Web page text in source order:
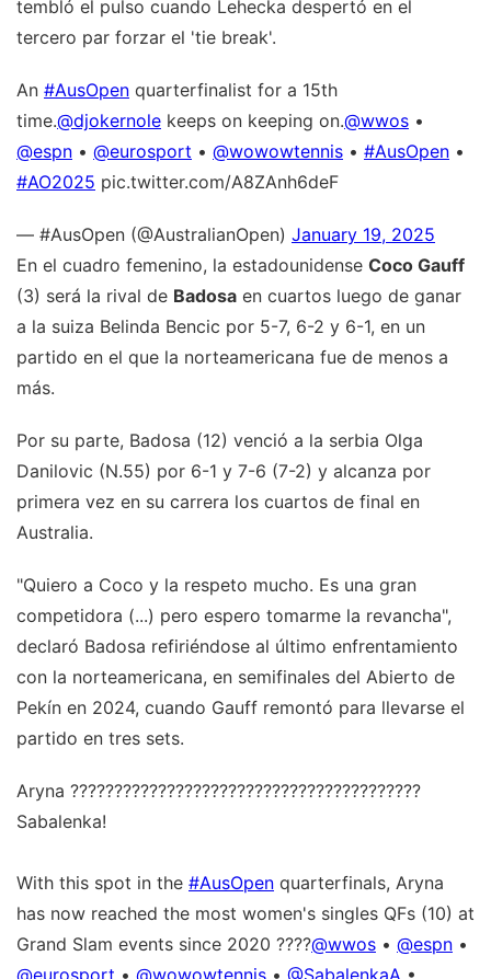
tembló el pulso cuando Lehecka despertó en el
tercero par forzar el 'tie break'.
An #AusOpen quarterfinalist for a 15th
time.@djokernole keeps on keeping on.@wwos •
@espn • @eurosport • @wowowtennis • #AusOpen •
#AO2025 pic.twitter.com/A8ZAnh6deF
— #AusOpen (@AustralianOpen) January 19, 2025
En el cuadro femenino, la estadounidense Coco Gauff
(3) será la rival de Badosa en cuartos luego de ganar
a la suiza Belinda Bencic por 5-7, 6-2 y 6-1, en un
partido en el que la norteamericana fue de menos a
más.
Por su parte, Badosa (12) venció a la serbia Olga
Danilovic (N.55) por 6-1 y 7-6 (7-2) y alcanza por
primera vez en su carrera los cuartos de final en
Australia.
"Quiero a Coco y la respeto mucho. Es una gran
competidora (...) pero espero tomarme la revancha",
declaró Badosa refiriéndose al último enfrentamiento
con la norteamericana, en semifinales del Abierto de
Pekín en 2024, cuando Gauff remontó para llevarse el
partido en tres sets.
Aryna ????????????????????????????????????????
Sabalenka!
With this spot in the #AusOpen quarterfinals, Aryna
has now reached the most women's singles QFs (10) at
Grand Slam events since 2020 ????@wwos • @espn •